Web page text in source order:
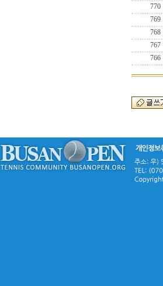
770
769
768
767
766